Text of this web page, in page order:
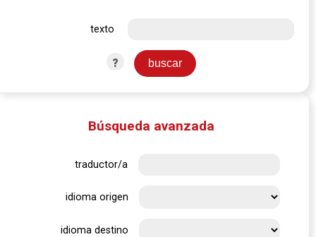
texto
?
Búsqueda avanzada
traductor/a
idioma origen
idioma destino